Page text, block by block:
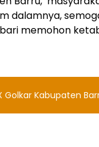
dalamnya,
memohon
Golkar Kabupaten